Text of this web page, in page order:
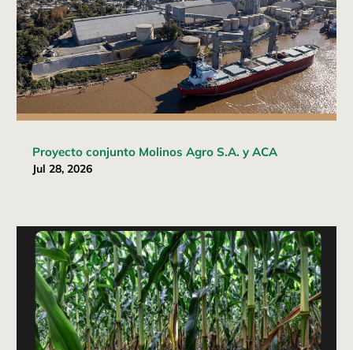
Proyecto conjunto Molinos Agro S.A. y ACA
Jul 28, 2026